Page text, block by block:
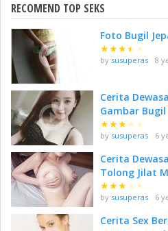
RECOMEND TOP SEKS
Foto Bugil
★★★★ ★
by susuperas 8
Cerita
Gambar
★★★★ ★
by susuperas 6
Cerita
Tolong Jilat
★★★★ ★
by susuperas 6
Cerita Sex